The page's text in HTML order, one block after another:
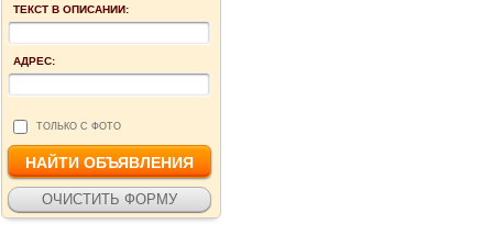
ТЕКСТ В ОПИСАНИИ:
АДРЕС:
ТОЛЬКО С ФОТО